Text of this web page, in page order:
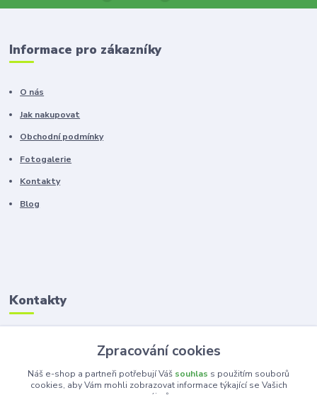
Informace pro zákazníky
O nás
Jak nakupovat
Obchodní podmínky
Fotogalerie
Kontakty
Blog
Kontakty
Zákaznická podpora
+420 603 100 966
(Po-Pá, 8-16 hod.)
Zpracování cookies
Náš e-shop a partneři potřebují Váš souhlas s použitím souborů
cookies, aby Vám mohli zobrazovat informace týkající se Vašich